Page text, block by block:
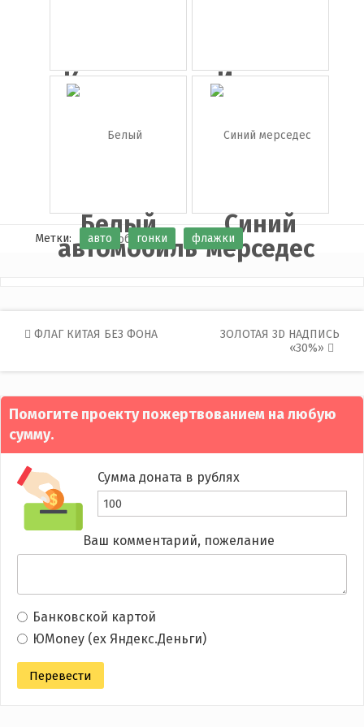
Ключи от
машины
Иконка
автомо...
Белый
автомобиль
Синий
мерседес
Метки: авто гонки флажки
Post
ФЛАГ КИТАЯ БЕЗ ФОНА
ЗОЛОТАЯ 3D НАДПИСЬ
«30%»
Помогите проекту пожертвованием на любую
сумму.
Сумма доната в рублях
Ваш комментарий, пожелание
Банковской картой
ЮMoney (ex Яндекс.Деньги)